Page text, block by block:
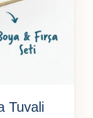
Tuvali